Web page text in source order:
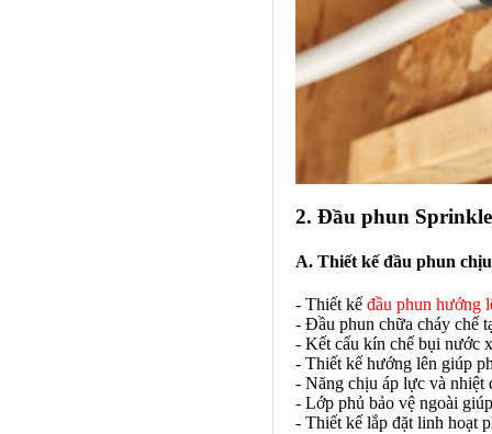
2. Đầu phun
A. Thiết kế đầu phun
- Thiết kế đầu phun hướng
- Đầu phun chữa cháy chế
- Kết cấu kín chế bụi nước
- Thiết kế hướng lên giúp
- Năng chịu áp lực và nhiệt
- Lớp phủ bảo vệ ngoài
- Thiết kế lắp đặt linh hoạt